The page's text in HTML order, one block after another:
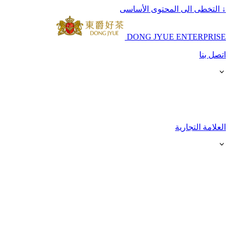
↓ التخطى الى المحتوى الأساسى
DONG JYUE ENTERPRISE
اتصل بنا
العلامة التجارية